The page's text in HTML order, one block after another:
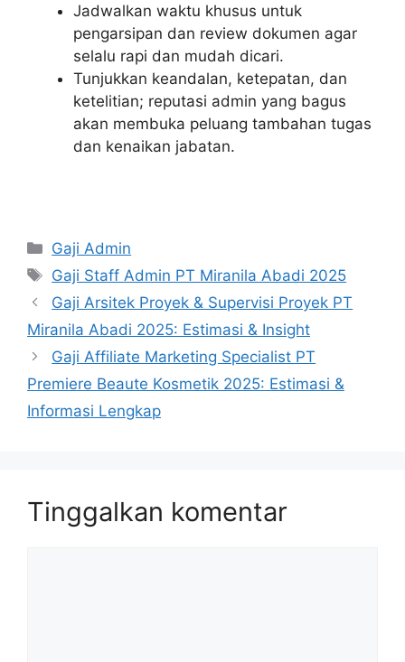
Jadwalkan waktu khusus untuk
pengarsipan dan review dokumen agar
selalu rapi dan mudah dicari.
Tunjukkan keandalan, ketepatan, dan
ketelitian; reputasi admin yang bagus
akan membuka peluang tambahan tugas
dan kenaikan jabatan.
Kategori
Gaji Admin
Tag
Gaji Staff Admin PT Miranila Abadi 2025
Gaji Arsitek Proyek & Supervisi Proyek PT
Miranila Abadi 2025: Estimasi & Insight
Gaji Affiliate Marketing Specialist PT
Premiere Beaute Kosmetik 2025: Estimasi &
Informasi Lengkap
Tinggalkan komentar